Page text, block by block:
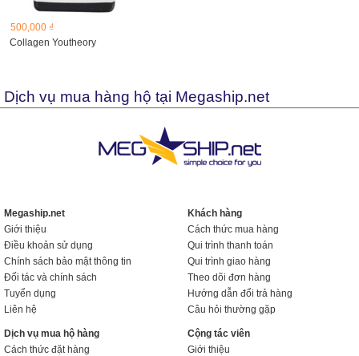
500,000 ₫
Collagen Youtheory
Dịch vụ mua hàng hộ tại Megaship.net
Megaship.net
Giới thiệu
Điều khoản sử dụng
Chính sách bảo mật thông tin
Đối tác và chính sách
Tuyển dụng
Liên hệ
Khách hàng
Cách thức mua hàng
Qui trình thanh toán
Qui trình giao hàng
Theo dõi đơn hàng
Hướng dẫn đổi trả hàng
Câu hỏi thường gặp
Dịch vụ mua hộ hàng
Cách thức đặt hàng
Cộng tác viên
Giới thiệu